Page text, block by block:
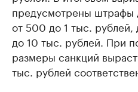
предусмотрены штрафы
от 500 до 1 тыс.
до 10 тыс. рублей. При
размеры санкций
тыс. рублей